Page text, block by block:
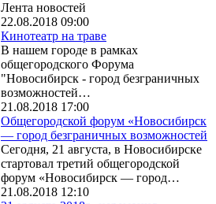
Лента новостей
22.08.2018 09:00
Кинотеатр на траве
В нашем городе в рамках
общегородского Форума
"Новосибирск - город безграничных
возможностей…
21.08.2018 17:00
Общегородской форум «Новосибирск
— город безграничных возможностей
Сегодня, 21 августа, в Новосибирске
стартовал третий общегородской
форум «Новосибирск — город…
21.08.2018 12:10